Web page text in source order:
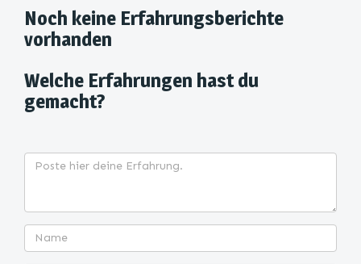
Noch keine Erfahrungsberichte
vorhanden
Welche Erfahrungen hast du
gemacht?